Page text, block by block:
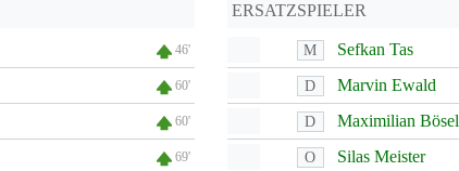
46'
60'
60'
69'
ERSATZSPIELER
M Sefkan Tas
D Marvin Ewald
D Maximilian Bösel
O Silas Meister